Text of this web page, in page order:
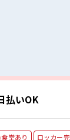
払いOK
堂あり ロッカー